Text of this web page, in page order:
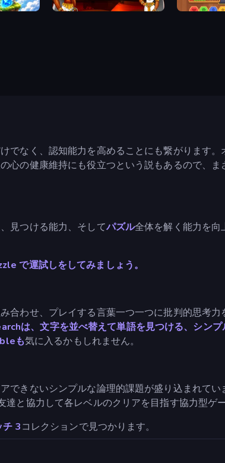
Match 3 Pyramid Solitaire Ancient Egypt Wood Hexa
なく、認知能力を高めることにも繋がります。
心の健康維持にも役立つという説もあるので、
見つける能力、そしてパズル全体を解く能力を向
で運試しをしてみましょう。
合わせ、プレイする言葉一つ一つに批判的思考
は、文字を並べ替えて単語を見つける、シン
も気に入るかもしれません。
できないシンプルな論理的課題が盛り込まれて
達と協力して各レベルのクリアを目指す協力型ゲー
チ 3コレクションで見つかります。